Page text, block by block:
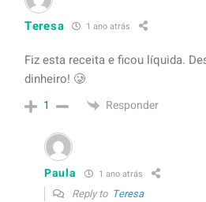
Teresa 1 ano atrás
Fiz esta receita e ficou líquida.
dinheiro! 🥲
1 Responder
Paula 1 ano atrás
Reply to Teresa